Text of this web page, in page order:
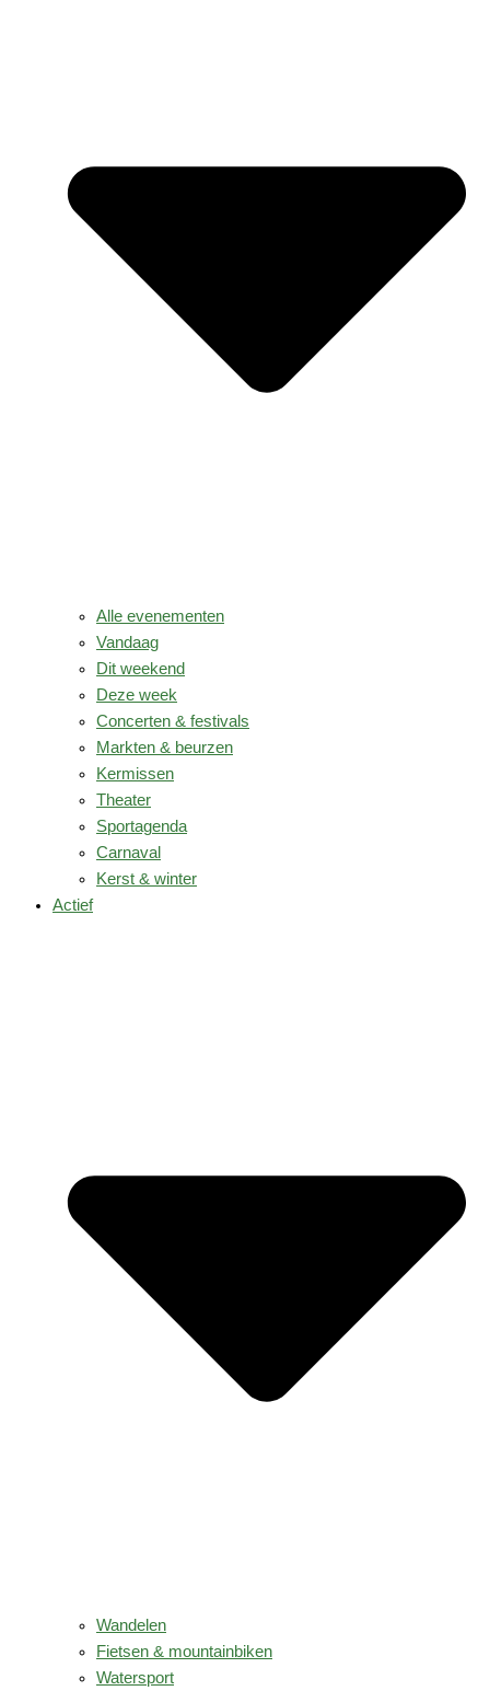
Alle evenementen
Vandaag
Dit weekend
Deze week
Concerten & festivals
Markten & beurzen
Kermissen
Theater
Sportagenda
Carnaval
Kerst & winter
Actief
Wandelen
Fietsen & mountainbiken
Watersport